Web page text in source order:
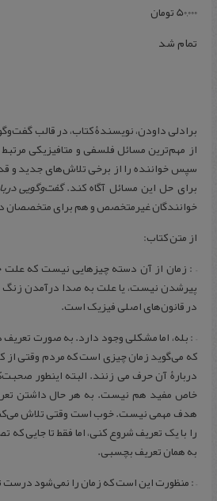
50,000تومان
تمام شد
برادلی داودن، نویسندۀ کتاب، در قالب
از مهم‌ترین مسائل فلسفی و متافیزیکی
سپس خواننده را از برخی تلاش‌های جدید و
برای حل این مسائل آگاه کند.گفت‌وگویی
خوانندگان غیرمتخصص و هم برای متخصصان
از متن کتاب:
– : زمان از آن دسته چیزهایی نیست که علت
در قانون‌های اصلی فیزیک است.
– : بله، اما مشکلی وجود دارد. به صورت
که می‌گوید زمان چیزی است که مردم وقتی از
دربارۀ آن حرف می زنند. البته اینطور
خاص مفید هم نیست. به هر حال داشتن
هدف مهمی نیست. خوب است وقتی تلاش می‌کنی
را با یک تعریف شروع کنی، اما فقط تا جایی
به همان تعریف بچسبی.
– : منظورت این است که زمان را نمی‌شود درست